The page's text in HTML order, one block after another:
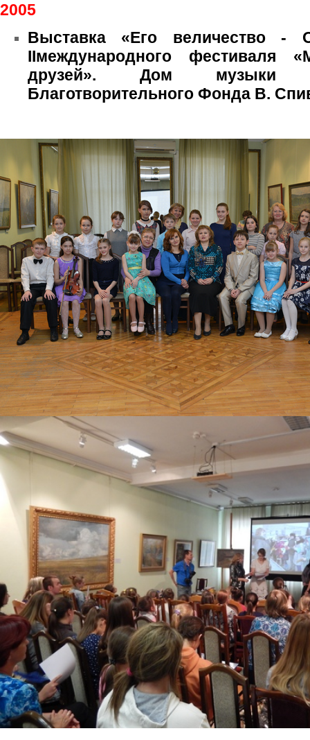
2005
Выставка «Его величество -
IIмеждународного фестиваля
друзей». Дом музыки
Благотворительного Фонда В.